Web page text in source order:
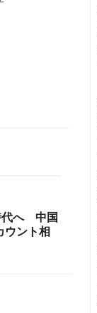
代へ 中国
ウント相